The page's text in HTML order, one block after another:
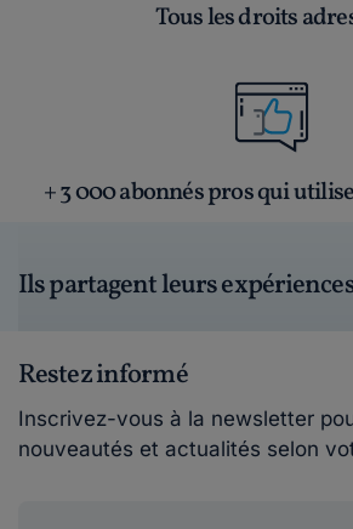
Tous les droits
+ 3 000 abonnés pros qui
Ils partagent leurs
Restez informé
Inscrivez-vous à la newsletter
nouveautés et actualités selon